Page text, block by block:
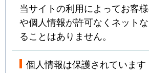
当サイトの利用によってお客
や個人情報が許可なくネット
ることはありません。
個人情報は保護されています